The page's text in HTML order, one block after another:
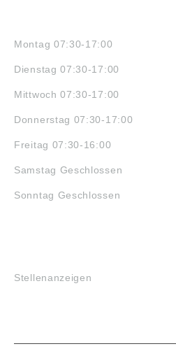
Montag 07:30-17:00
Dienstag 07:30-17:00
Mittwoch 07:30-17:00
Donnerstag 07:30-17:00
Freitag 07:30-16:00
Samstag Geschlossen
Sonntag Geschlossen
Stellenanzeigen